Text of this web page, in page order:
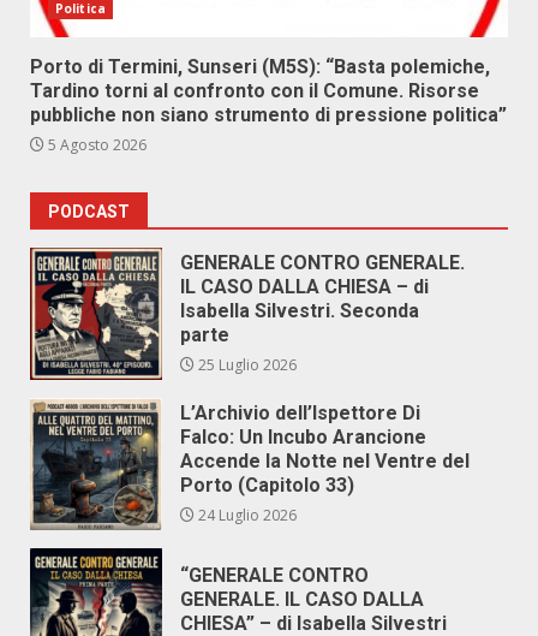
Politica
Porto di Termini, Sunseri (M5S): “Basta polemiche,
Tardino torni al confronto con il Comune. Risorse
pubbliche non siano strumento di pressione politica”
5 Agosto 2026
PODCAST
GENERALE CONTRO GENERALE.
IL CASO DALLA CHIESA – di
Isabella Silvestri. Seconda
parte
25 Luglio 2026
L’Archivio dell’Ispettore Di
Falco: Un Incubo Arancione
Accende la Notte nel Ventre del
Porto (Capitolo 33)
24 Luglio 2026
“GENERALE CONTRO
GENERALE. IL CASO DALLA
CHIESA” – di Isabella Silvestri